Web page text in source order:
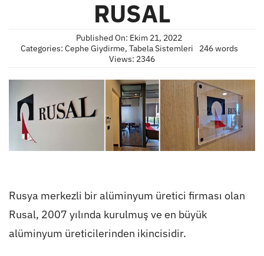
RUSAL
Published On: Ekim 21, 2022
Categories: Cephe Giydirme, Tabela Sistemleri
246 words
Views: 2346
Rusya merkezli bir alüminyum üretici firması olan
Rusal, 2007 yılında kurulmuş ve en büyük
alüminyum üreticilerinden ikincisidir.